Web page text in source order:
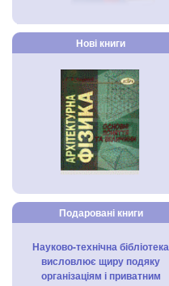
Нові книги
Подаровані книги
Науково-технічна бібліотека
висловлює щиру подяку
організаціям і приватним